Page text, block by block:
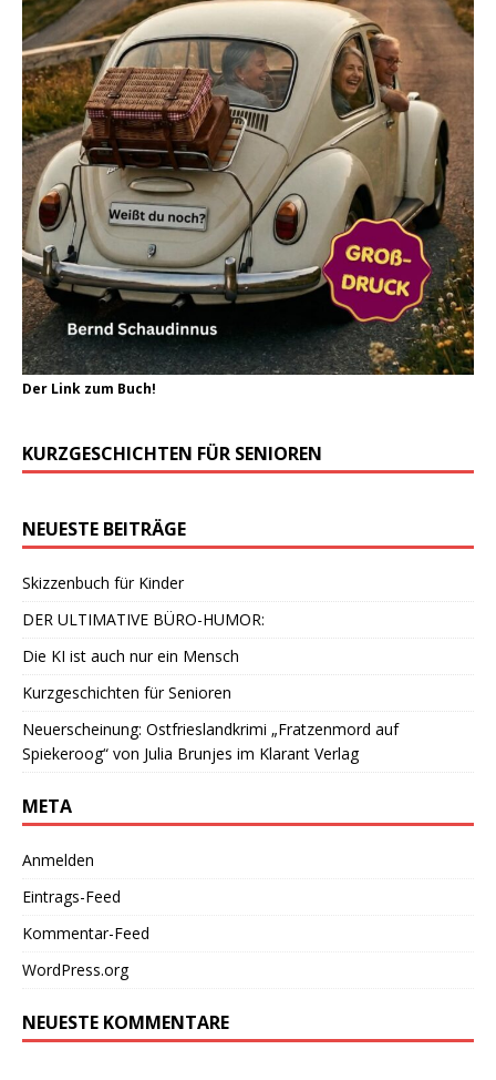
Der Link zum Buch!
KURZGESCHICHTEN FÜR SENIOREN
NEUESTE BEITRÄGE
Skizzenbuch für Kinder
DER ULTIMATIVE BÜRO-HUMOR:
Die KI ist auch nur ein Mensch
Kurzgeschichten für Senioren
Neuerscheinung: Ostfrieslandkrimi „Fratzenmord auf
Spiekeroog“ von Julia Brunjes im Klarant Verlag
META
Anmelden
Eintrags-Feed
Kommentar-Feed
WordPress.org
NEUESTE KOMMENTARE